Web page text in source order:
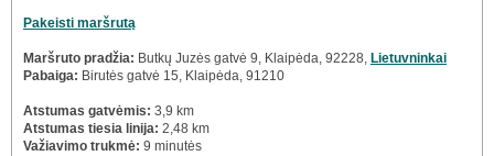
Pakeisti maršrutą
Maršruto pradžia: Butkų Juzės gatvė 9, Klaipėda, 92228, Lietuvninkai
Pabaiga: Birutės gatvė 15, Klaipėda, 91210
Atstumas gatvėmis: 3,9 km
Atstumas tiesia linija: 2,48 km
Važiavimo trukmė: 9 minutės